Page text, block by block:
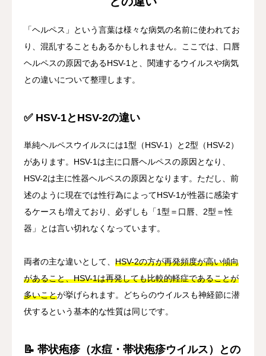
「ヘルペス」という言葉は様々な病気の名前に使われてお
り、混乱することもあるかもしれません。ここでは、口唇
ヘルペスの原因であるHSV-1と、関連するウイルスや病気
との違いについて整理します。
✅ HSV-1とHSV-2の違い
単純ヘルペスウイルスには1型（HSV-1）と2型（HSV-2）
があります。HSV-1は主に口唇ヘルペスの原因となり、
HSV-2は主に性器ヘルペスの原因となります。ただし、前
述のように現在では性行為によってHSV-1が性器に感染す
るケースも増えており、必ずしも「1型＝口唇、2型＝性
器」とは言い切れなくなっています。
両者の主な違いとして、 HSV-2の方が再発頻度が高い傾向
があること、HSV-1は再発しても比較的軽症であることが
多いことが挙げられます。どちらのウイルスも神経節に潜
伏するという基本的な性質は同じです。
📝 帯状疱疹（水痘・帯状疱疹ウイルス）との